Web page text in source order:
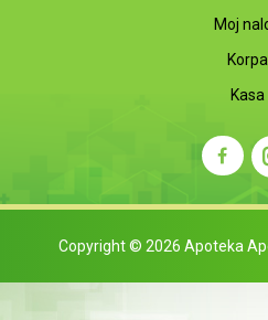
Moj
Korpa
Kasa
Copyright © 2026 Apoteka